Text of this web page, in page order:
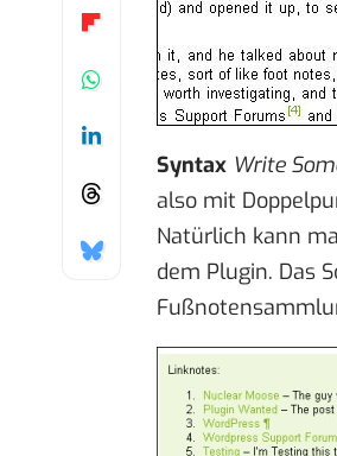
Syntax Write
also mit
Natürlich kann
dem Plugin. Das